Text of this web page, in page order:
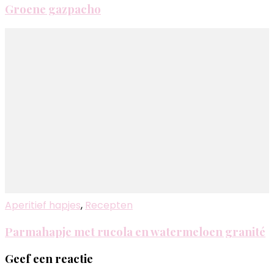
Groene gazpacho
Aperitief hapjes, Recepten
Parmahapje met rucola en watermeloen granité
Geef een reactie